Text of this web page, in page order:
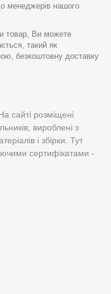
менеджерів нашого
товар, Ви можете
такий як
безкоштовну доставку
сайті розміщені
вироблені з
і збірки. Тут
сертифікатами -